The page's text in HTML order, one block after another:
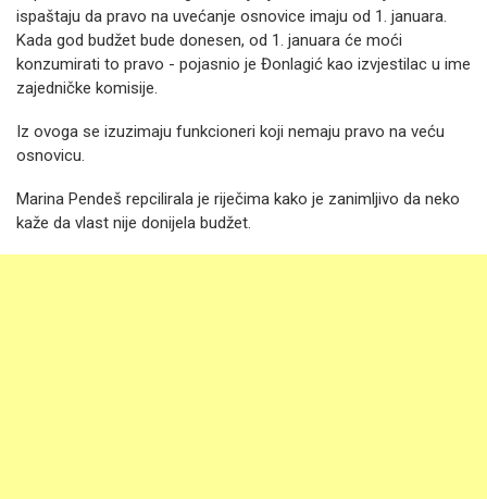
ispaštaju da pravo na uvećanje osnovice imaju od 1. januara.
Kada god budžet bude donesen, od 1. januara će moći
konzumirati to pravo - pojasnio je Đonlagić kao izvjestilac u ime
zajedničke komisije.
Iz ovoga se izuzimaju funkcioneri koji nemaju pravo na veću
osnovicu.
Marina Pendeš repcilirala je riječima kako je zanimljivo da neko
kaže da vlast nije donijela budžet.